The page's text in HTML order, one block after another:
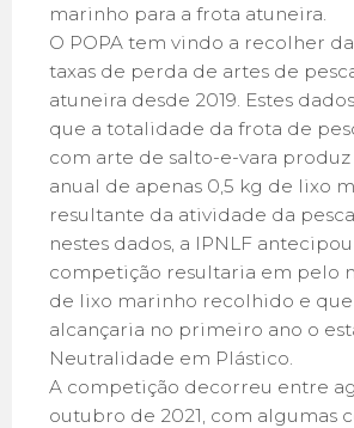
marinho para a frota atuneira.
O POPA tem vindo a recolher
taxas de perda de artes de
atuneira desde 2019. Estes
que a totalidade da frota de
com arte de salto-e-vara
anual de apenas 0,5 kg de lixo
resultante da atividade da
nestes dados, a IPNLF
competição resultaria em pelo
de lixo marinho recolhido e que
alcançaria no primeiro ano o
Neutralidade em Plástico.
A competição decorreu entre
outubro de 2021, com algumas